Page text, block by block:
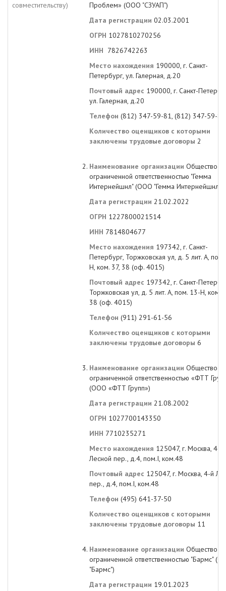
совместительству)
Проблем» (ООО "СЗУАП")
Дата регистрации 02.03.2001
ОГРН 1027810270256
ИНН 7826742263
Место нахождения 190000, г. Санкт-
Петербург, ул. Галерная, д.20
Почтовый адрес 190000, г. Санкт-
ул. Галерная, д.20
Телефон (812) 347-59-81, (812) 347-59-
Количество оценщиков с которыми
заключены трудовые договоры 2
Наименование организации Общество с
ограниченной ответственностью "Гемма
Интернейшнл" (ООО "Гемма Интернейшнл")
Дата регистрации 21.02.2022
ОГРН 1227800021514
ИНН 7814804677
Место нахождения 197342, г. Санкт-
Петербург, Торжковская ул, д. 5 лит. А,
Н, ком. 37, 38 (оф. 4015)
Почтовый адрес 197342, г. Санкт-
Торжковская ул, д. 5 лит. А, пом. 13-Н, ком.
38 (оф. 4015)
Телефон (911) 291-61-56
Количество оценщиков с которыми
заключены трудовые договоры 6
Наименование организации Общество с
ограниченной ответственностью «ФТТ
(ООО «ФТТ Групп»)
Дата регистрации 21.08.2002
ОГРН 1027700143350
ИНН 7710235271
Место нахождения 125047, г. Москва, 4-й
Лесной пер., д.4, пом.I, ком.48
Почтовый адрес 125047, г. Москва, 4-й
пер., д.4, пом.I, ком.48
Телефон (495) 641-37-50
Количество оценщиков с которыми
заключены трудовые договоры 11
Наименование организации Общество с
ограниченной ответственностью "Бармс"
"Бармс")
Дата регистрации 19.01.2023